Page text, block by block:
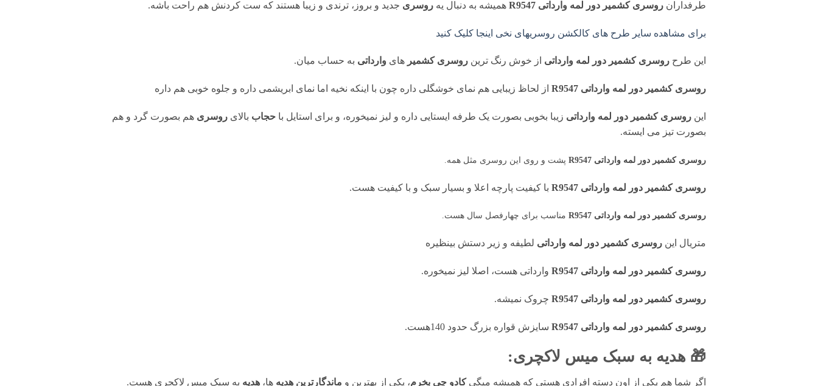
طرفداران روسری کشمیر دور لمه وارداتی R9547 همیشه به دنبال یه روسری جدید و بروز، ترندی و زیبا هستند که ست کردنش هم راحت باشه.
برای مشاهده سایر طرح های کالکشن روسریهای نخی اینجا کلیک کنید
این طرح روسری کشمیر دور لمه وارداتی از خوش رنگ ترین روسری کشمیر های وارداتی به حساب میان.
روسری کشمیر دور لمه وارداتی R9547 از لحاظ زیبایی هم نمای خوشگلی داره چون با اینکه نخیه اما نمای ابریشمی داره و جلوه خوبی هم داره
این روسری کشمیر دور لمه وارداتی زیبا بخوبی بصورت یک طرفه ایستایی داره و لیز نمیخوره، و برای استایل با حجاب بالای روسری هم بصورت گرد و هم
بصورت تیز می ایسته.
روسری کشمیر دور لمه وارداتی R9547 پشت و روی این روسری مثل همه.
روسری کشمیر دور لمه وارداتی R9547 با کیفیت پارچه اعلا و بسیار سبک و با کیفیت هست.
روسری کشمیر دور لمه وارداتی R9547 مناسب برای چهارفصل سال هست.
متریال این روسری کشمیر دور لمه وارداتی لطیفه و زیر دستش بینظیره
روسری کشمیر دور لمه وارداتی R9547 وارداتی هست، اصلا لیز نمیخوره.
روسری کشمیر دور لمه وارداتی R9547 چروک نمیشه.
روسری کشمیر دور لمه وارداتی R9547 سایزش قواره بزرگ حدود 140هست.
🎁 هدیه به سبک میس لاکچری:
اگر شما هم یکی از اون دسته افرادی هستی که همیشه میگیکادو چی بخرم، یکی از بهترین و ماندگارترین هدیه ها، هدیه به سبک میس لاکچری هست.